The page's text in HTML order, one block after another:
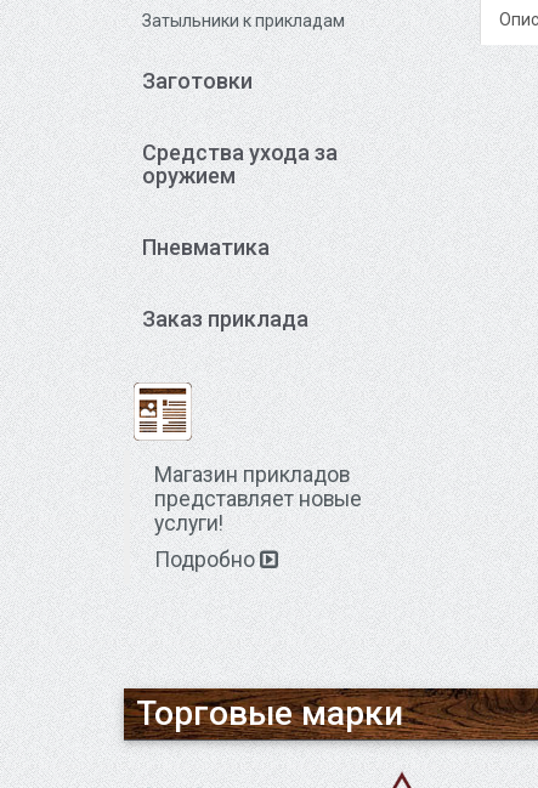
Затыльники к прикладам
Заготовки
Средства ухода за
оружием
Пневматика
Заказ приклада
Магазин прикладов
представляет новые
услуги!
Подробно
Торговые марки